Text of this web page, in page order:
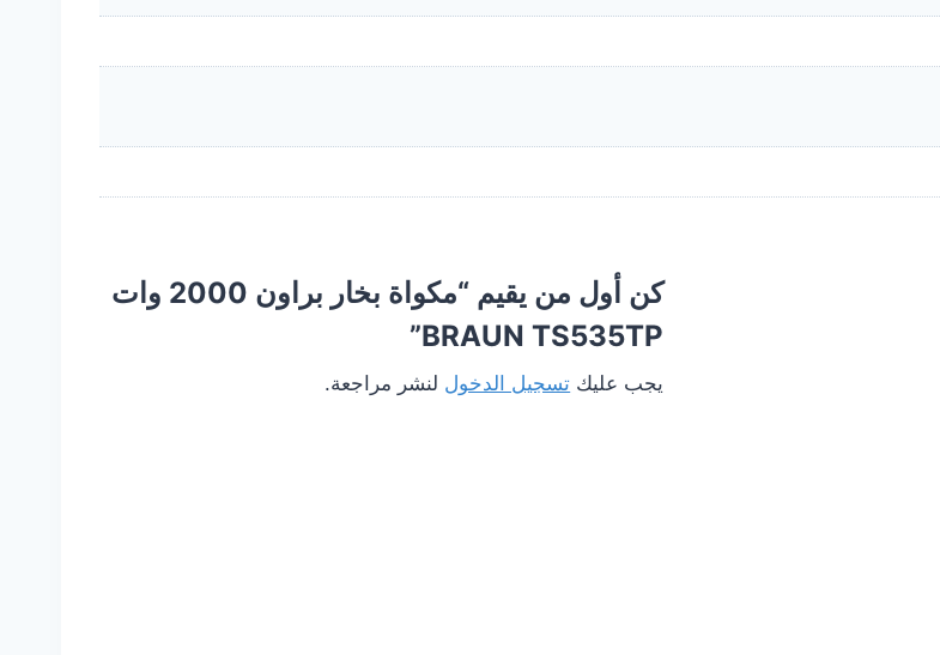
كن أول من يقيم “مكواة بخار براون 2000 وات
BRAUN TS535TP”
يجب عليك تسجيل الدخول لنشر مراجعة.